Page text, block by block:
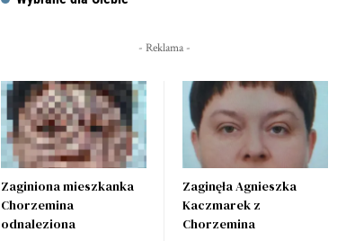
- Reklama -
Zaginiona mieszkanka
Chorzemina
odnaleziona
Zaginęła Agnieszka
Kaczmarek z
Chorzemina